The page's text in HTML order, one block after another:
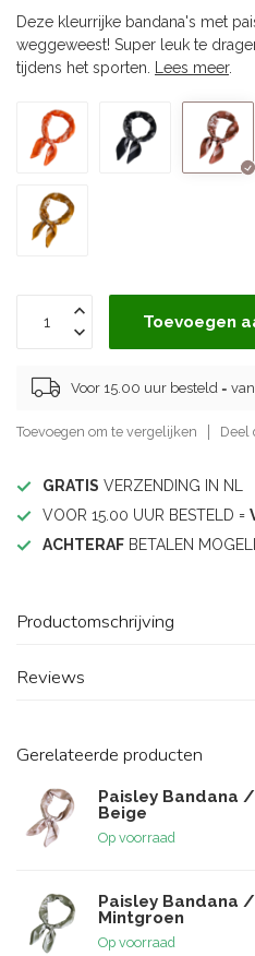
Deze kleurrijke bandana's met
weggeweest! Super leuk te
tijdens het sporten.
Lees meer.
Toevoegen
Voor 15.00 uur besteld =
Toevoegen om te vergelijken Deel
GRATIS VERZENDING IN NL
VOOR 15.00 UUR BESTELD =
ACHTERAF BETALEN
Productomschrijving
Reviews
Gerelateerde producten
Paisley Bandana
Beige
Op voorraad
Paisley Bandana
Mintgroen
Op voorraad